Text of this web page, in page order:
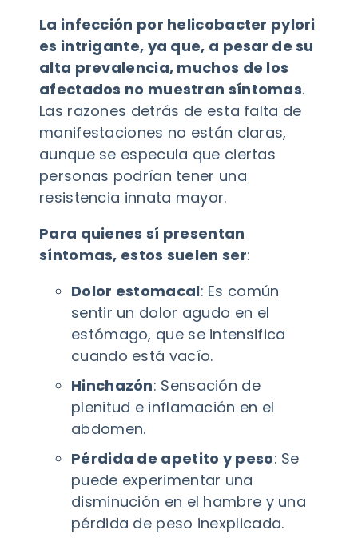
La infección por helicobacter pylori
es intrigante, ya que, a pesar de su
alta prevalencia, muchos de los
afectados no muestran síntomas.
Las razones detrás de esta falta de
manifestaciones no están claras,
aunque se especula que ciertas
personas podrían tener una
resistencia innata mayor.
Para quienes sí presentan
síntomas, estos suelen ser:
Dolor estomacal: Es común
sentir un dolor agudo en el
estómago, que se intensifica
cuando está vacío.
Hinchazón: Sensación de
plenitud e inflamación en el
abdomen.
Pérdida de apetito y peso: Se
puede experimentar una
disminución en el hambre y una
pérdida de peso inexplicada.